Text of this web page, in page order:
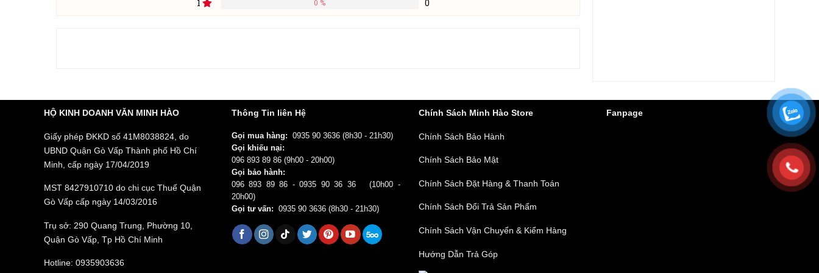
Mọi chi tiết xin liên hệ Fanpage: Minh Hào Store hoặc số điện thoại: 0968 938 986.
1 0
0 %
Đánh giá của bạn
Name*
HỘ KINH DOANH VĂN MINH HÀO
Giấy phép ĐKKD số 41M8038824, do
UBND Quận Gò Vấp Thành phố Hồ Chí
Minh, cấp ngày 17/04/2019
MST 8427910710 do chi cục Thuế Quận
Gò Vấp cấp ngày 14/03/2016
Trụ sở: 290 Quang Trung, Phường 10,
Quận Gò Vấp, Tp Hồ Chí Minh
Hotline: 0935903636
Thông Tin liên Hệ
Gọi mua hàng: 0935 90 3636(8h30 - 21h30)
Gọi khiếu nại:
096 893 89 86(9h00 - 20h00)
Gọi bảo hành:
096 893 89 86 - 0935 90 36 36
(10h00 -
20h00)
Gọi tư vấn:
0935 90 3636(8h30 - 21h30)
Chính Sách Minh Hào Store
Chính Sách Bảo Hành
Chính Sách Bảo Mật
Chính Sách Đặt Hàng & Thanh Toán
Chính Sách Đổi Trả Sản Phẩm
Chính Sách Vận Chuyển & Kiểm Hàng
Hướng Dẫn Trả Góp
Fanpage